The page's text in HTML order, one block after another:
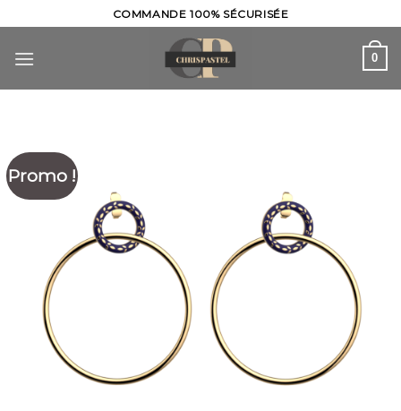
to
content
COMMANDE 100% SÉCURISÉE
0
Promo !